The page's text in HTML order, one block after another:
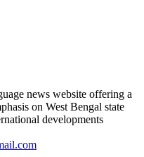
news website offering a
on West Bengal state
developments